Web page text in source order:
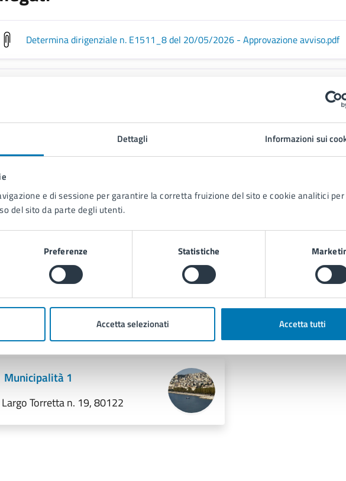
Dettagli Informazioni sui
e di sessione per garantire la corretta fruizione del sito e cookie analitici per
del sito da parte degli utenti.
Preferenze Statistiche
Accetta selezionati Accetta tutti
Determina dirigenziale n. E1511_8 del 20/05/2026 - Approvazione avviso.pdf
Allegato A - Istanza di partecipazione
Scheda Salvatore Di Giacomo.pdf
Scheda Mercadante
di
Municipalità 1
Largo Torretta n. 19, 80122